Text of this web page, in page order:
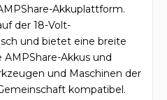
Akkuplattform.
der 18-Volt-
und bietet eine breite
Akkus und
und Maschinen der
kompatibel.